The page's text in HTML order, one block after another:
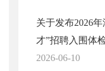
关于发布2026
才”招聘入围体
2026-06-10